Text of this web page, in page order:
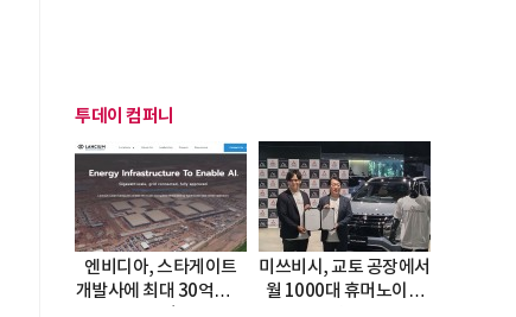
투데이 컴퍼니
엔비디아, 스타게이트
개발사에 최대 30억달러
미쓰비시, 교토 공장에서
월 1000대 휴머노이드